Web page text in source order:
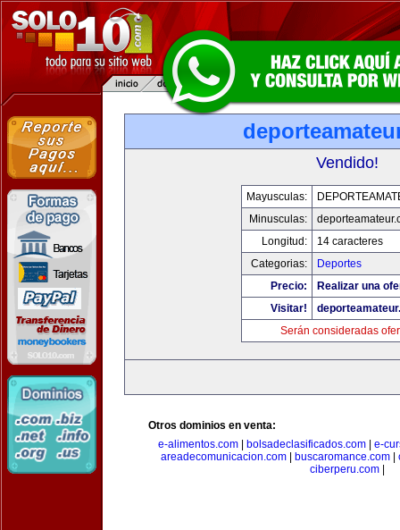
Vendido!
Mayusculas:
Minusculas:
Longitud:
14 caracteres
Categorias:
Deportes
Precio:
Realizar una
Visitar!
Serán consideradas
Otros dominios en venta:
e-alimentos.com| bolsadeclasificados.com| e-
areadecomunicacion.com| buscaromance.com|
ciberperu.com